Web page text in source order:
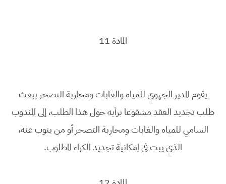
المادة 11
يقوم المدير الجهوي للمياه والغابات ومحاربة التصحر ببعث
طلب تجديد العقد مشفوعا برأيه حول هذا الطلب، إلى المندوب
السامي للمياه والغابات ومحاربة التصحر أو من ينوب عنه،
الذي يبت في إمكانية تجديد الكراء المطلوب.